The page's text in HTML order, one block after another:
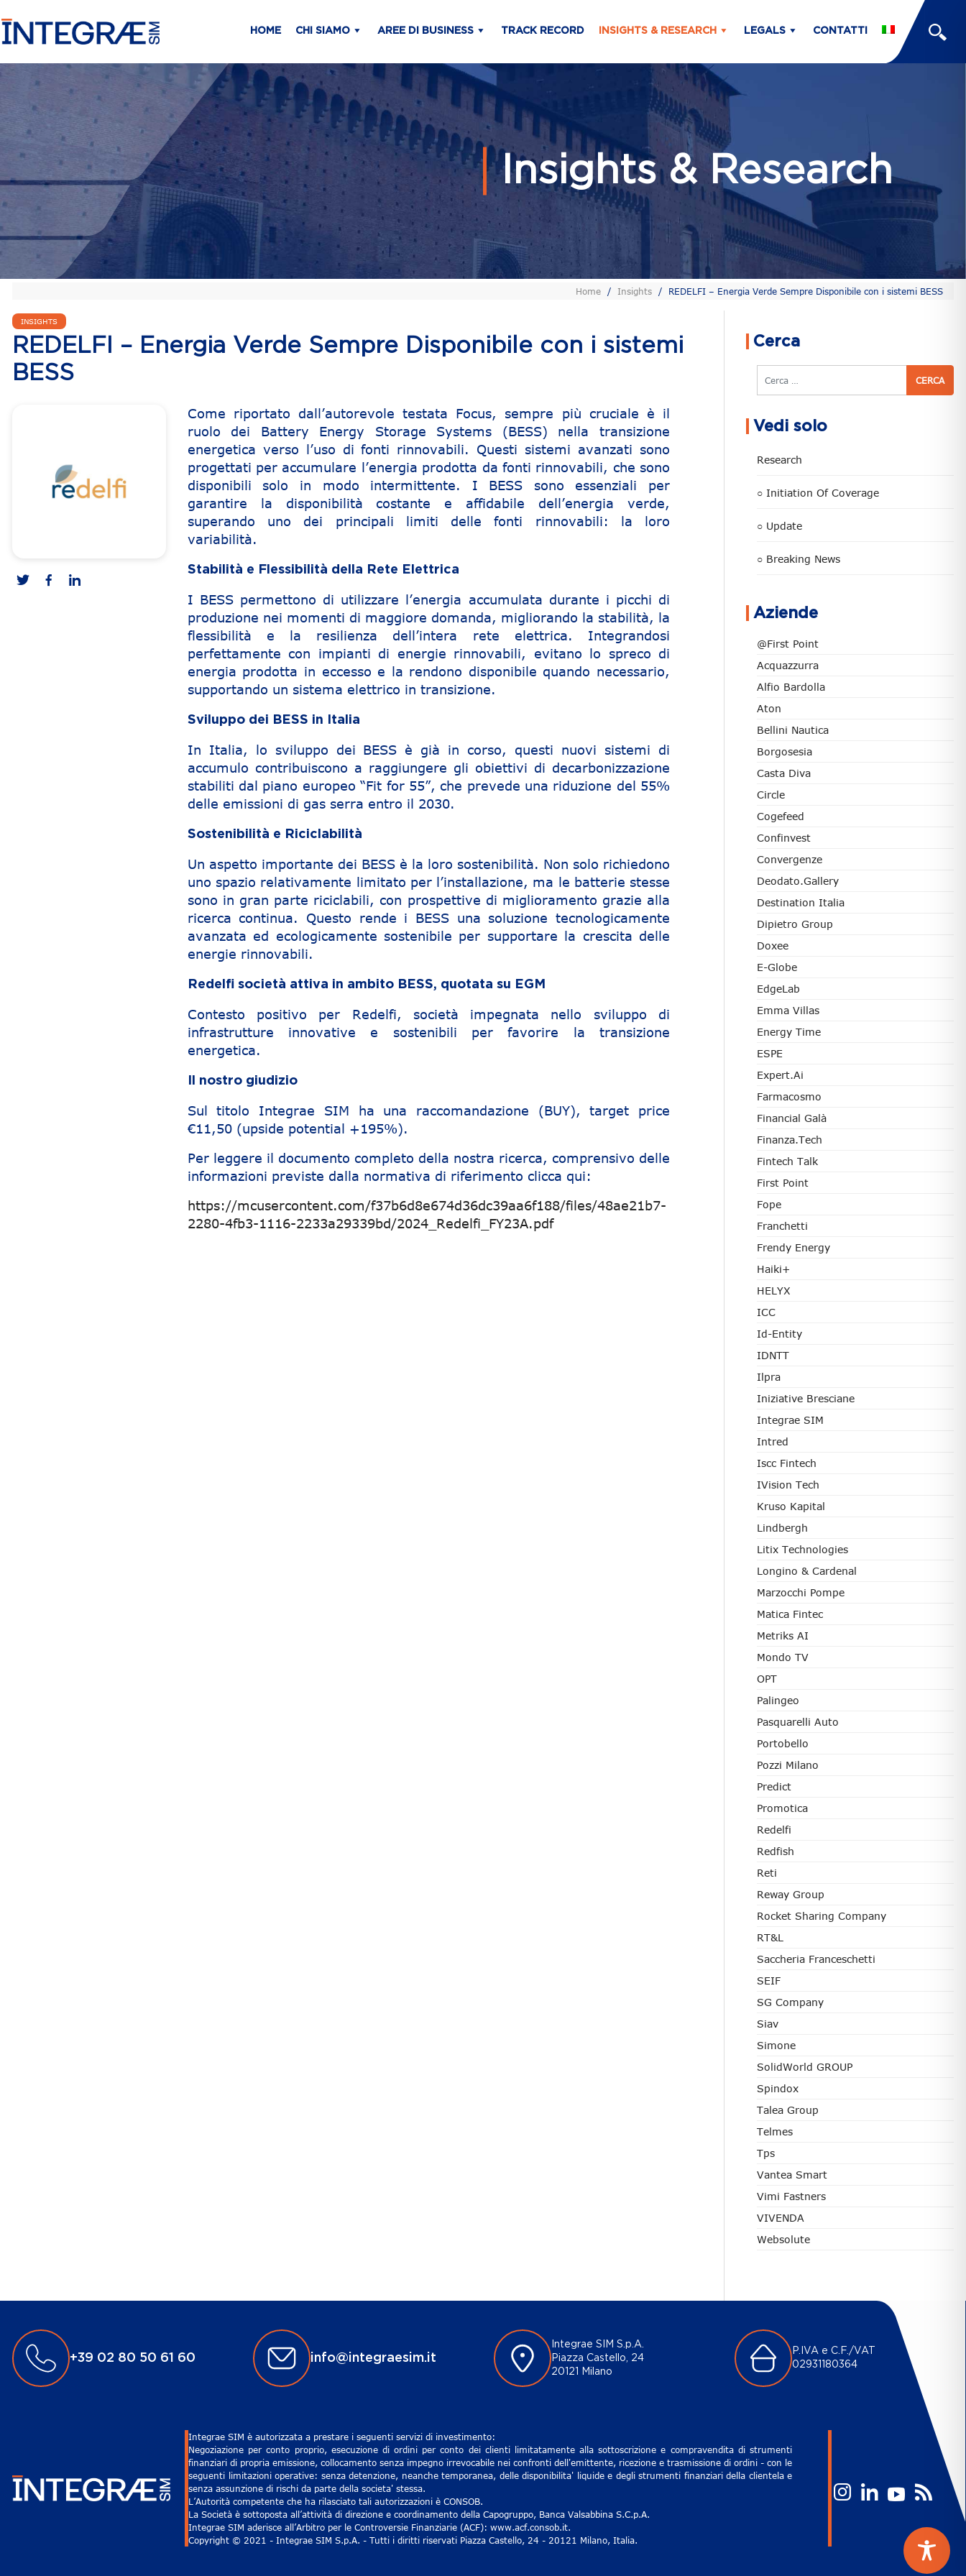
HOME CHI SIAMO AREE DI BUSINESS TRACK RECORD INSIGHTS & RESEARCH LEGALS CONTATTI
Insights & Research
Home / Insights / REDELFI – Energia Verde Sempre Disponibile con i sistemi BESS
INSIGHTS
REDELFI – Energia Verde Sempre Disponibile con i sistemi
BESS
Come riportato dall’autorevole testata Focus, sempre più cruciale è il
ruolo dei Battery Energy Storage Systems (BESS) nella transizione
energetica verso l’uso di fonti rinnovabili. Questi sistemi avanzati sono
progettati per accumulare l’energia prodotta da fonti rinnovabili, che sono
disponibili solo in modo intermittente. I BESS sono essenziali per
garantire la disponibilità costante e affidabile dell’energia verde,
superando uno dei principali limiti delle fonti rinnovabili: la loro
variabilità.
Stabilità e Flessibilità della Rete Elettrica
I BESS permettono di utilizzare l’energia accumulata durante i picchi di
produzione nei momenti di maggiore domanda, migliorando la stabilità, la
flessibilità e la resilienza dell’intera rete elettrica. Integrandosi
perfettamente con impianti di energie rinnovabili, evitano lo spreco di
energia prodotta in eccesso e la rendono disponibile quando necessario,
supportando un sistema elettrico in transizione.
Sviluppo dei BESS in Italia
In Italia, lo sviluppo dei BESS è già in corso, questi nuovi sistemi di
accumulo contribuiscono a raggiungere gli obiettivi di decarbonizzazione
stabiliti dal piano europeo “Fit for 55”, che prevede una riduzione del 55%
delle emissioni di gas serra entro il 2030.
Sostenibilità e Riciclabilità
Un aspetto importante dei BESS è la loro sostenibilità. Non solo richiedono
uno spazio relativamente limitato per l’installazione, ma le batterie stesse
sono in gran parte riciclabili, con prospettive di miglioramento grazie alla
ricerca continua. Questo rende i BESS una soluzione tecnologicamente
avanzata ed ecologicamente sostenibile per supportare la crescita delle
energie rinnovabili.
Redelfi società attiva in ambito BESS, quotata su EGM
Contesto positivo per Redelfi, società impegnata nello sviluppo di
infrastrutture innovative e sostenibili per favorire la transizione
energetica.
Il nostro giudizio
Sul titolo Integrae SIM ha una raccomandazione (BUY), target price
€11,50 (upside potential +195%).
Per leggere il documento completo della nostra ricerca, comprensivo delle
informazioni previste dalla normativa di riferimento clicca qui:
https://mcusercontent.com/f37b6d8e674d36dc39aa6f188/files/48ae21b7-
2280-4fb3-1116-2233a29339bd/2024_Redelfi_FY23A.pdf
Cerca
Cerca
Vedi solo
Research
○ Initiation Of Coverage
○ Update
○ Breaking News
Aziende
@First Point
Acquazzurra
Alfio Bardolla
Aton
Bellini Nautica
Borgosesia
Casta Diva
Circle
Cogefeed
Confinvest
Convergenze
Deodato.Gallery
Destination Italia
Dipietro Group
Doxee
E-Globe
EdgeLab
Emma Villas
Energy Time
ESPE
Expert.ai
Farmacosmo
Financial Galà
Finanza.tech
Fintech Talk
First Point
Fope
Franchetti
Frendy Energy
Haiki+
HELYX
ICC
Id-Entity
IDNTT
Ilpra
Iniziative Bresciane
Integrae SIM
Intred
Iscc Fintech
IVision Tech
Kruso Kapital
Lindbergh
Litix Technologies
Longino & Cardenal
Marzocchi Pompe
Matica Fintec
Metriks AI
Mondo TV
OPT
Palingeo
Pasquarelli Auto
Portobello
Pozzi Milano
Predict
Promotica
Redelfi
Redfish
Reti
Reway Group
Rocket Sharing Company
RT&L
Saccheria Franceschetti
SEIF
SG Company
Siav
Simone
SolidWorld GROUP
Spindox
Talea Group
Telmes
Tps
Vantea Smart
Vimi Fastners
VIVENDA
Websolute
+39 02 80 50 61 60 info@integraesim.it
Integrae SIM S.p.A.
Piazza Castello, 24
20121 Milano
P.IVA e C.F./VAT
02931180364
Integrae SIM è autorizzata a prestare i seguenti servizi di investimento:
Negoziazione per conto proprio, esecuzione di ordini per conto dei clienti limitatamente alla sottoscrizione e compravendita di strumenti
finanziari di propria emissione, collocamento senza impegno irrevocabile nei confronti dell'emittente, ricezione e trasmissione di ordini - con le
seguenti limitazioni operative: senza detenzione, neanche temporanea, delle disponibilita' liquide e degli strumenti finanziari della clientela e
senza assunzione di rischi da parte della societa' stessa.
L’Autorità competente che ha rilasciato tali autorizzazioni è CONSOB.
La Società è sottoposta all’attività di direzione e coordinamento della Capogruppo, Banca Valsabbina S.C.p.A.
Integrae SIM aderisce all’Arbitro per le Controversie Finanziarie (ACF): www.acf.consob.it.
Copyright © 2021 - Integrae SIM S.p.A. - Tutti i diritti riservati Piazza Castello, 24 - 20121 Milano, Italia.